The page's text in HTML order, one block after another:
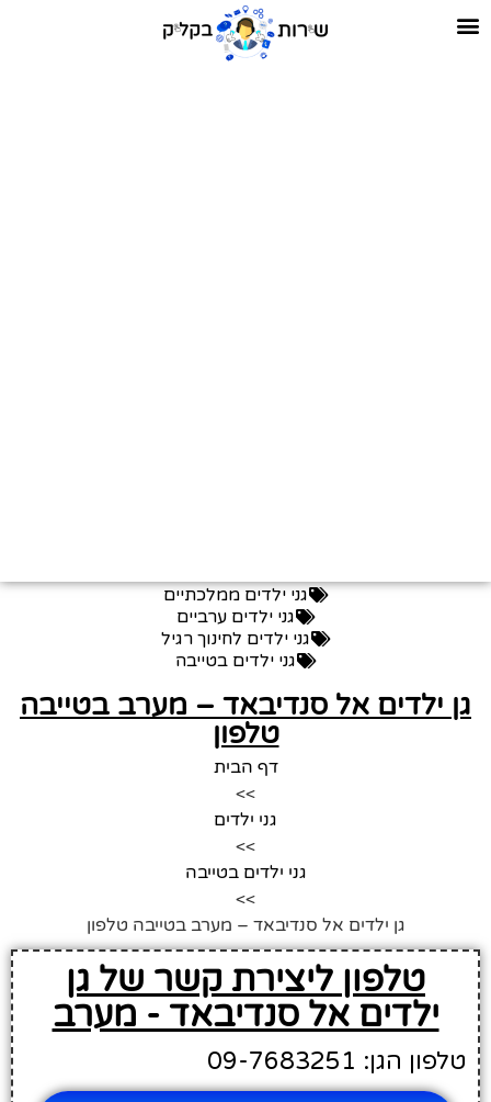
גני ילדים ממלכתיים
גני ילדים ערביים
גני ילדים לחינוך רגיל
גני ילדים בטייבה
גן ילדים אל סנדיבאד – מערב בטייבה
טלפון
דף הבית
>>
גני ילדים
>>
גני ילדים בטייבה
>>
גן ילדים אל סנדיבאד – מערב בטייבה טלפון
טלפון ליצירת קשר של גן
ילדים אל סנדיבאד - מערב
טלפון הגן: 09-7683251